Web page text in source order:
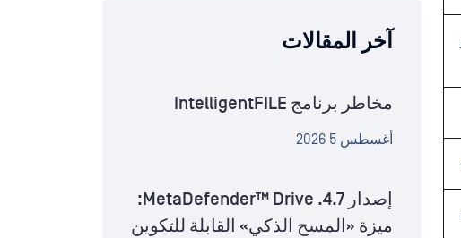
آخر المقالات
مخاطر برنامج IntelligentFILE
أغسطس 5 2026
إصدار MetaDefender™ Drive .4.7:
ميزة «المسح الذكي» القابلة للتكوين